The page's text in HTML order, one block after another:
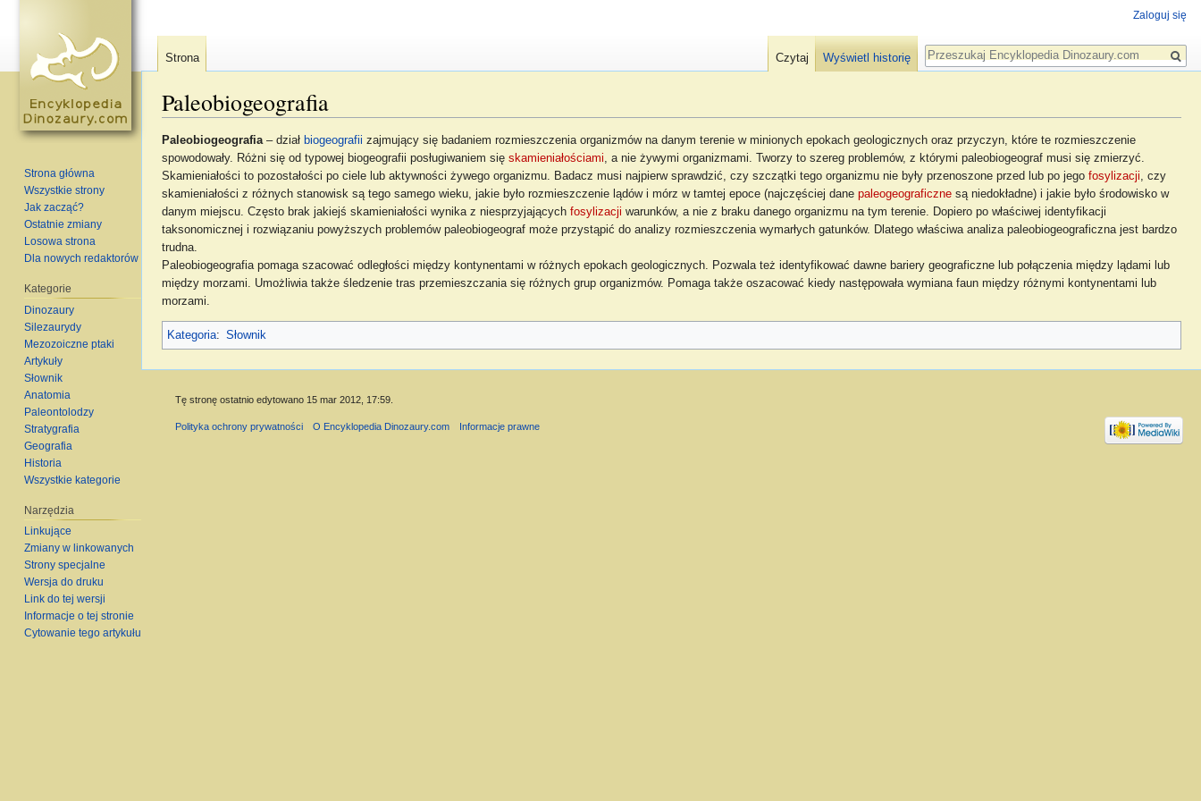
Paleobiogeografia
Paleobiogeografia– dział biogeografii zajmujący się badaniem rozmieszczenia organizmów na danym terenie w minionych epokach geologicznych oraz przyczyn, które te rozmieszczenie
spowodowały. Różni się od typowej biogeografii posługiwaniem się skamieniałościami, a nie żywymi organizmami. Tworzy to szereg problemów, z którymi paleobiogeograf musi się zmierzyć.
Skamieniałości to pozostałości po ciele lub aktywności żywego organizmu. Badacz musi najpierw sprawdzić, czy szczątki tego organizmu nie były przenoszone przed lub po jego fosylizacji, czy
skamieniałości z różnych stanowisk są tego samego wieku, jakie było rozmieszczenie lądów i mórz w tamtej epoce (najczęściej dane paleogeograficznesą niedokładne) i jakie było środowisko w
danym miejscu. Często brak jakiejś skamieniałości wynika z niesprzyjających fosylizacji warunków, a nie z braku danego organizmu na tym terenie. Dopiero po właściwej identyfikacji
taksonomicznej i rozwiązaniu powyższych problemów paleobiogeograf może przystąpić do analizy rozmieszczenia wymarłych gatunków. Dlatego właściwa analiza paleobiogeograficzna jest bardzo
trudna.
Paleobiogeografia pomaga szacować odległości między kontynentami w różnych epokach geologicznych. Pozwala też identyfikować dawne bariery geograficzne lub połączenia między lądami lub
między morzami. Umożliwia także śledzenie tras przemieszczania się różnych grup organizmów. Pomaga także oszacować kiedy następowała wymiana faun między różnymi kontynentami lub
morzami.
Kategoria: Słownik
Zaloguj się
Strona Czytaj Wyświetl historię
Szukaj
Strona główna
Wszystkie strony
Jak zacząć?
Ostatnie zmiany
Losowa strona
Dla nowych redaktorów
Kategorie
Dinozaury
Silezaurydy
Mezozoiczne ptaki
Artykuły
Słownik
Anatomia
Paleontolodzy
Stratygrafia
Geografia
Historia
Wszystkie kategorie
Narzędzia
Linkujące
Zmiany w linkowanych
Strony specjalne
Wersja do druku
Link do tej wersji
Informacje o tej stronie
Cytowanie tego artykułu
Tę stronę ostatnio edytowano 15 mar 2012, 17:59.
Polityka ochrony prywatności O Encyklopedia Dinozaury.com Informacje prawne